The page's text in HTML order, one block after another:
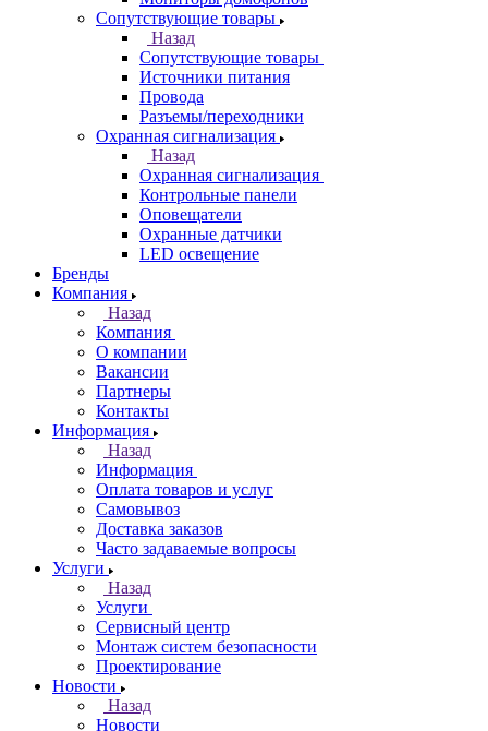
Сопутствующие товары
Назад
Сопутствующие товары
Источники питания
Провода
Разъемы/переходники
Охранная сигнализация
Назад
Охранная сигнализация
Контрольные панели
Оповещатели
Охранные датчики
LED освещение
Бренды
Компания
Назад
Компания
О компании
Вакансии
Партнеры
Контакты
Информация
Назад
Информация
Оплата товаров и услуг
Самовывоз
Доставка заказов
Часто задаваемые вопросы
Услуги
Назад
Услуги
Сервисный центр
Монтаж систем безопасности
Проектирование
Новости
Назад
Новости